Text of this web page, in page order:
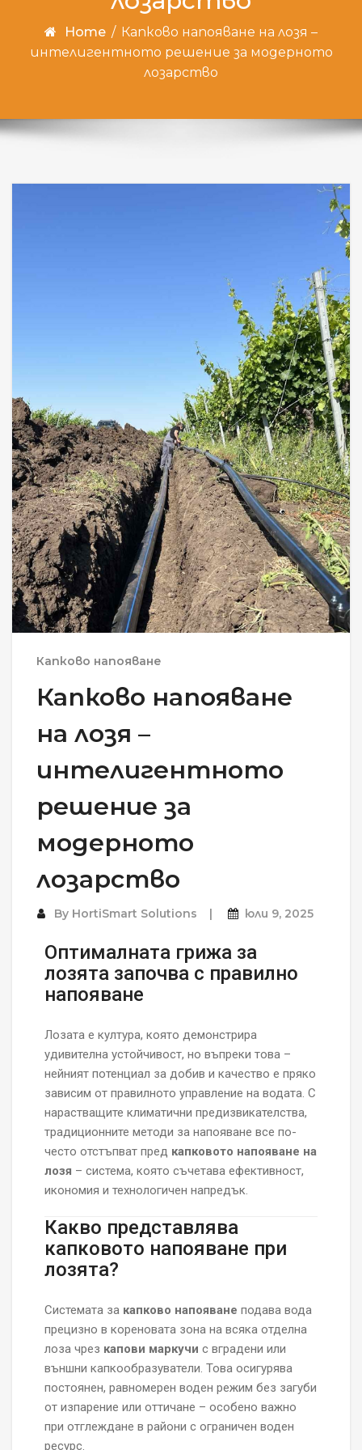
Home / Капково напояване на лозя –
интелигентното решение за модерното
лозарство
Капково напояване
Капково напояване
на лозя –
интелигентното
решение за
модерното
лозарство
By HortiSmart Solutions юли 9, 2025
Оптималната грижа за
лозята започва с правилно
напояване
Лозата е култура, която демонстрира
удивителна устойчивост, но въпреки това –
нейният потенциал за добив и качество е пряко
зависим от правилното управление на водата. С
нарастващите климатични предизвикателства,
традиционните методи за напояване все по-
често отстъпват пред капковото напояване на
лозя – система, която съчетава ефективност,
икономия и технологичен напредък.
Какво представлява
капковото напояване при
лозята?
Системата за капково напояване подава вода
прецизно в кореновата зона на всяка отделна
лоза чрез капови маркучи с вградени или
външни капкообразуватели. Това осигурява
постоянен, равномерен воден режим без загуби
от изпарение или оттичане – особено важно
при отглеждане в райони с ограничен воден
ресурс.